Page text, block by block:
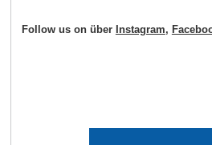
Follow us on über Instagram,